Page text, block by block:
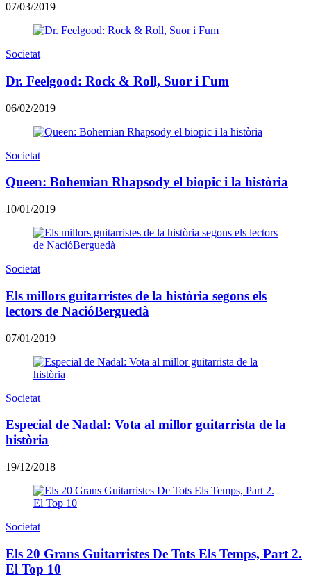
07/03/2019
Societat
Dr. Feelgood: Rock & Roll, Suor i Fum
06/02/2019
Societat
Queen: Bohemian Rhapsody el biopic i la història
10/01/2019
Societat
Els millors guitarristes de la història segons els
lectors de NacióBerguedà
07/01/2019
Societat
Especial de Nadal: Vota al millor guitarrista de la
història
19/12/2018
Societat
Els 20 Grans Guitarristes De Tots Els Temps, Part 2.
El Top 10